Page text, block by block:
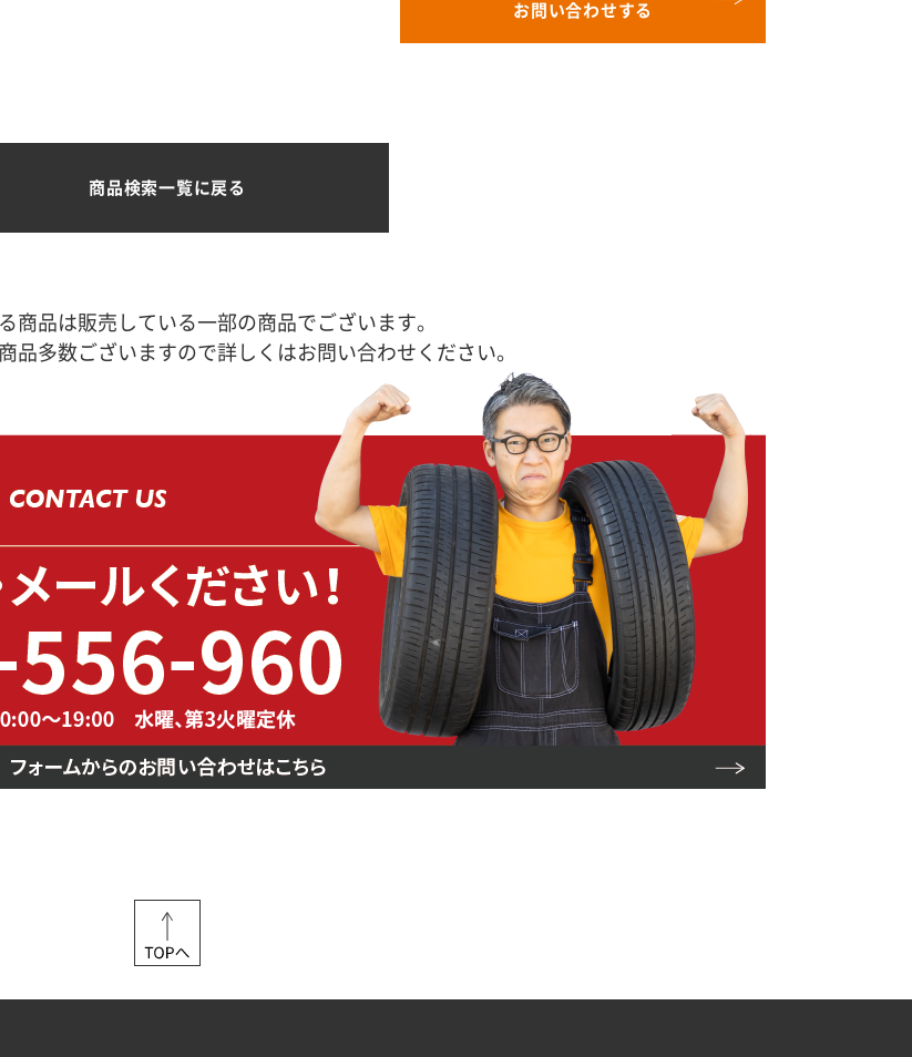
お問い合わせする
商品検索一覧に戻る
商品は販売している一部の商品でございます。
品多数ございますので詳しくはお問い合わせください。